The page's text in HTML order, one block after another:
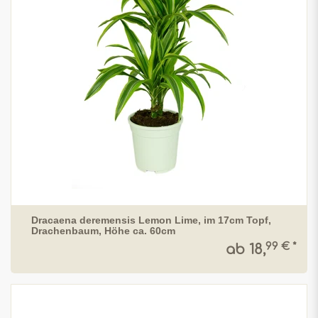
Dracaena deremensis Lemon Lime, im 17cm Topf,
Drachenbaum, Höhe ca. 60cm
ab 18,99 € *